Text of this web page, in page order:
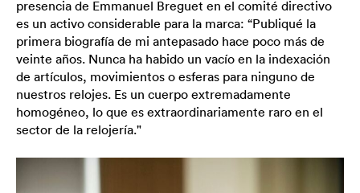
presencia de Emmanuel Breguet en el comité directivo
es un activo considerable para la marca: “Publiqué la
primera biografía de mi antepasado hace poco más de
veinte años. Nunca ha habido un vacío en la indexación
de artículos, movimientos o esferas para ninguno de
nuestros relojes. Es un cuerpo extremadamente
homogéneo, lo que es extraordinariamente raro en el
sector de la relojería."